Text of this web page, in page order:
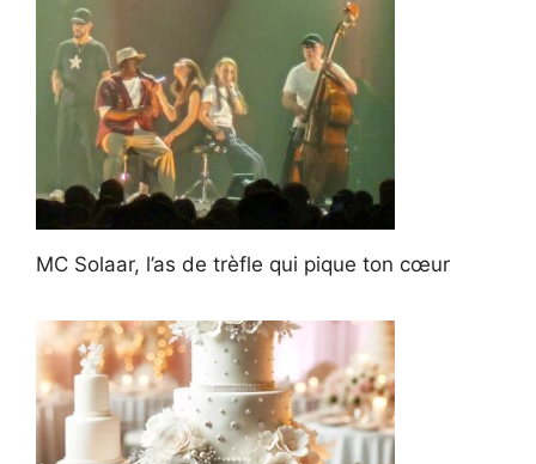
MC Solaar, l’as de trèfle qui pique ton cœur